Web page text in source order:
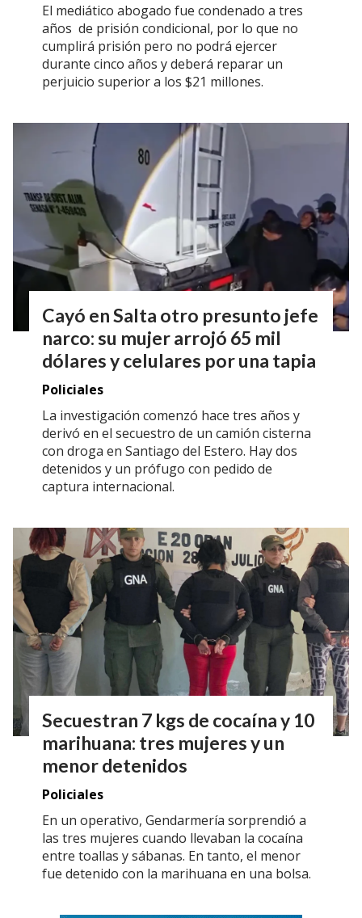
El mediático abogado fue condenado a tres
años de prisión condicional, por lo que no
cumplirá prisión pero no podrá ejercer
durante cinco años y deberá reparar un
perjuicio superior a los $21 millones.
Cayó en Salta otro presunto jefe
narco: su mujer arrojó 65 mil
dólares y celulares por una tapia
Policiales
La investigación comenzó hace tres años y
derivó en el secuestro de un camión cisterna
con droga en Santiago del Estero. Hay dos
detenidos y un prófugo con pedido de
captura internacional.
Secuestran 7 kgs de cocaína y 10
marihuana: tres mujeres y un
menor detenidos
Policiales
En un operativo, Gendarmería sorprendió a
las tres mujeres cuando llevaban la cocaína
entre toallas y sábanas. En tanto, el menor
fue detenido con la marihuana en una bolsa.